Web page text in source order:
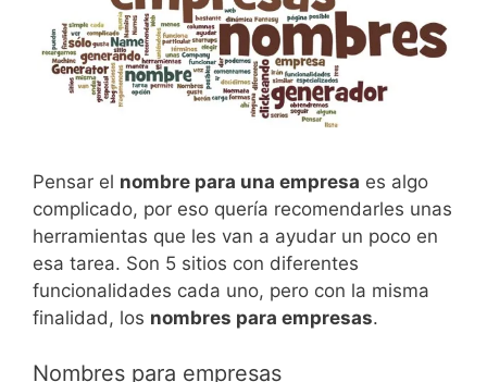
Pensar el nombre para una empresa es algo
complicado, por eso quería recomendarles unas
herramientas que les van a ayudar un poco en
esa tarea. Son 5 sitios con diferentes
funcionalidades cada uno, pero con la misma
finalidad, los nombres para empresas.
Nombres para empresas